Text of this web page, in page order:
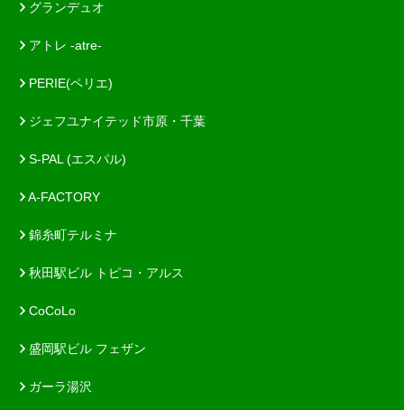
グランデュオ
アトレ -atre-
PERIE(ペリエ)
ジェフユナイテッド市原・千葉
S-PAL (エスパル)
A-FACTORY
錦糸町テルミナ
秋田駅ビル トピコ・アルス
CoCoLo
盛岡駅ビル フェザン
ガーラ湯沢